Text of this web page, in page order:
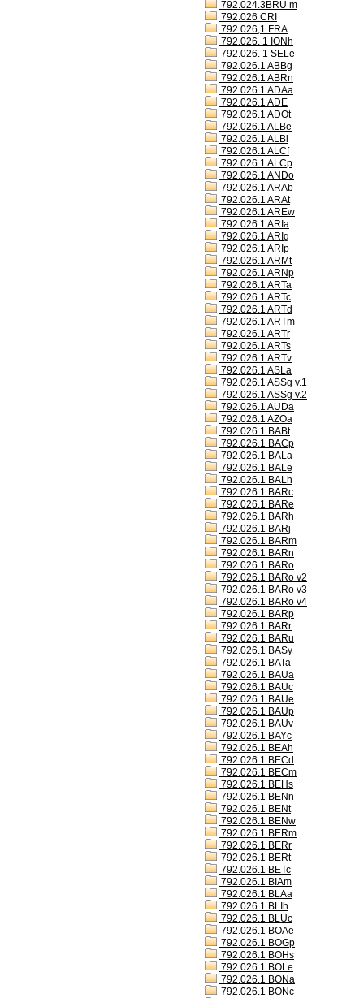
792.024.3BRU m
792.026 CRI
792.026,1 FRA
792.026. 1 IONh
792.026. 1 SELe
792.026.1 ABBg
792.026.1 ABRn
792.026.1 ADAa
792.026.1 ADE
792.026.1 ADOt
792.026.1 ALBe
792.026.1 ALBl
792.026.1 ALCf
792.026.1 ALCp
792.026.1 ANDo
792.026.1 ARAb
792.026.1 ARAt
792.026.1 AREw
792.026.1 ARIa
792.026.1 ARIg
792.026.1 ARIp
792.026.1 ARMt
792.026.1 ARNp
792.026.1 ARTa
792.026.1 ARTc
792.026.1 ARTd
792.026.1 ARTm
792.026.1 ARTr
792.026.1 ARTs
792.026.1 ARTv
792.026.1 ASLa
792.026.1 ASSg v.1
792.026.1 ASSg v.2
792.026.1 AUDa
792.026.1 AZOa
792.026.1 BABt
792.026.1 BACp
792.026.1 BALa
792.026.1 BALe
792.026.1 BALh
792.026.1 BARc
792.026.1 BARe
792.026.1 BARh
792.026.1 BARj
792.026.1 BARm
792.026.1 BARn
792.026.1 BARo
792.026.1 BARo v2
792.026.1 BARo v3
792.026.1 BARo v4
792.026.1 BARp
792.026.1 BARr
792.026.1 BARu
792.026.1 BASy
792.026.1 BATa
792.026.1 BAUa
792.026.1 BAUc
792.026.1 BAUe
792.026.1 BAUp
792.026.1 BAUv
792.026.1 BAYc
792.026.1 BEAh
792.026.1 BECd
792.026.1 BECm
792.026.1 BEHs
792.026.1 BENn
792.026.1 BENt
792.026.1 BENw
792.026.1 BERm
792.026.1 BERr
792.026.1 BERt
792.026.1 BETc
792.026.1 BIAm
792.026.1 BLAa
792.026.1 BLIh
792.026.1 BLUc
792.026.1 BOAe
792.026.1 BOGp
792.026.1 BOHs
792.026.1 BOLe
792.026.1 BONa
792.026.1 BONc